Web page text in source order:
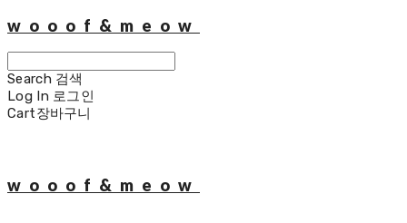
wooof&meow
Search 검색
Log In 로그인
Cart장바구니
wooof&meow